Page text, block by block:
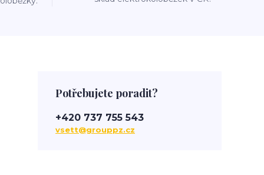
Potřebujete poradit?
+420 737 755 543
vsett@grouppz.cz